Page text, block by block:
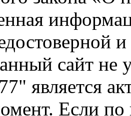
сайт не
является
Если